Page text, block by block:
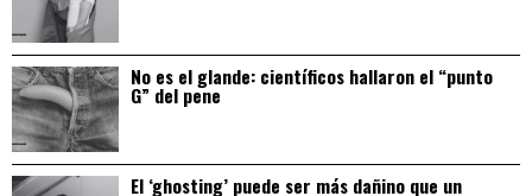
No es el glande: científicos hallaron el “punto
G” del pene
El ‘ghosting’ puede ser más dañino que un